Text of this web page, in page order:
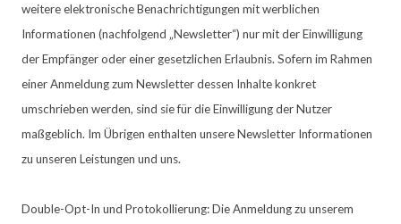
weitere elektronische Benachrichtigungen mit werblichen
Informationen (nachfolgend „Newsletter“) nur mit der Einwilligung
der Empfänger oder einer gesetzlichen Erlaubnis. Sofern im Rahmen
einer Anmeldung zum Newsletter dessen Inhalte konkret
umschrieben werden, sind sie für die Einwilligung der Nutzer
maßgeblich. Im Übrigen enthalten unsere Newsletter Informationen
zu unseren Leistungen und uns.
Double-Opt-In und Protokollierung: Die Anmeldung zu unserem